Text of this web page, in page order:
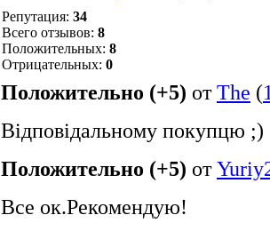
Репутация: 34
Всего отзывов: 8
Положительных: 8
Отрицательных: 0
Положительно (+5) отThe (
Відповідальному покупцю ;)
Положительно (+5) от
Все ок.Рекомендую!